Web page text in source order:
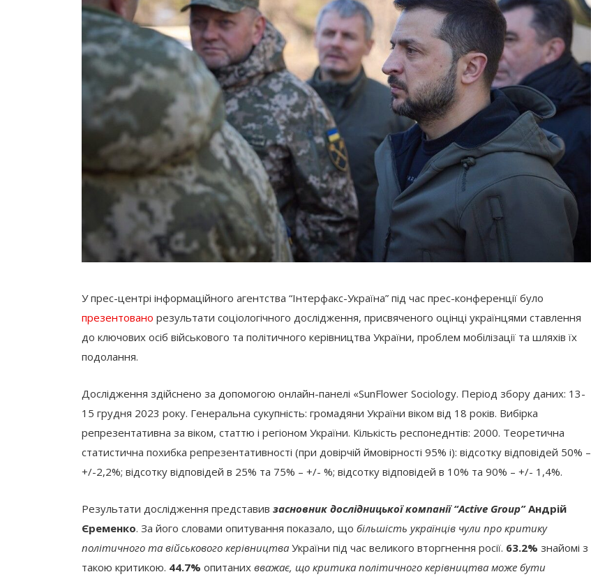
У прес-центрі інформаційного агентства “Інтерфакс-Україна” під час прес-конференції було
презентовано результати соціологічного дослідження, присвяченого оцінці українцями ставлення
до ключових осіб військового та політичного керівництва України, проблем мобілізації та шляхів їх
подолання.
Дослідження здійснено за допомогою онлайн-панелі «SunFlower Sociology. Період збору даних: 13-
15 грудня 2023 року. Генеральна сукупність: громадяни України віком від 18 років. Вибірка
репрезентативна за віком, статтю і регіоном України. Кількість респонеднтів: 2000. Теоретична
статистична похибка репрезентативності (при довірчій ймовірності 95% і): відсотку відповідей 50% –
+/-2,2%; відсотку відповідей в 25% та 75% – +/- %; відсотку відповідей в 10% та 90% – +/- 1,4%.
Результати дослідження представив засновник дослідницької компанії “Active Group”Андрій
Єременко. За його словами опитування показало, що більшість українців чули про критику
політичного та військового керівництва України під час великого вторгнення росії. 63.2% знайомі з
такою критикою. 44.7% опитаних вважає, що критика політичного керівництва може бути